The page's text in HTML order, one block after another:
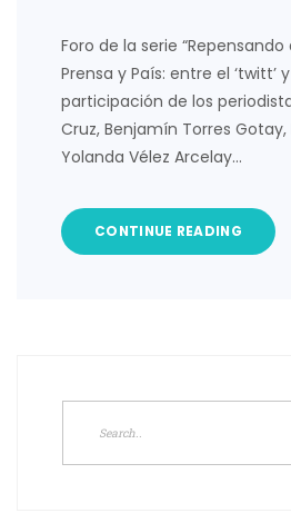
Foro de la serie
Prensa y País: entre el ‘twitt’
participación de los
Cruz, Benjamín Torres Gotay,
Yolanda Vélez Arcelay…
CONTINUE READING